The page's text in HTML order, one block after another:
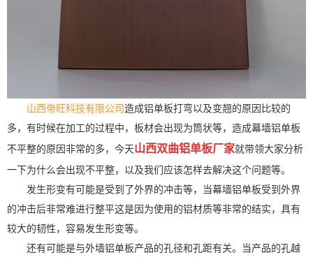
山西帝旺科技有限公司造成铝单板打弯以及变翘的原因比较的
多，有时候在加工的过程中，板材会出现为筒状等，造成幕墙铝单板
不平整的原因非常的多，今天山西双曲铝单板厂家就带领大家分析
一下为什么会出现不平整，以及我们应该怎样去解决这个问题等。
发生形变有可能是受到了外界的冲击等，当幕墙铝单板受到外界
的冲击后非常难进行整平这是因为使用的铝材质等非常的结实，具有
较大的韧性，容易发生形变等。
还有可能是与外墙铝单板产品的孔径和孔距有关。当产品的孔越